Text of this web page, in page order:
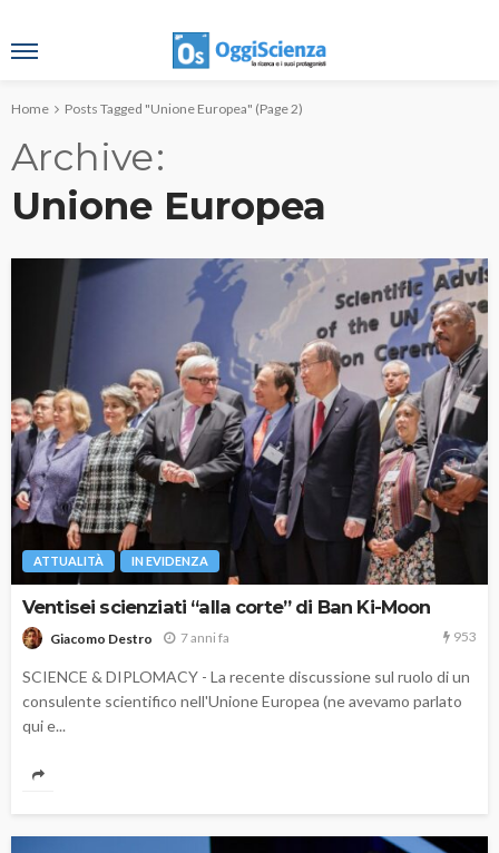
Home Posts Tagged "Unione Europea" (Page 2)
Archive
Unione Europea
ATTUALITÀ IN EVIDENZA
Ventisei scienziati “alla corte” di Ban Ki-Moon
Giacomo Destro 7 anni fa 953
SCIENCE & DIPLOMACY - La recente discussione sul ruolo di un
consulente scientifico nell'Unione Europea (ne avevamo parlato
qui e...